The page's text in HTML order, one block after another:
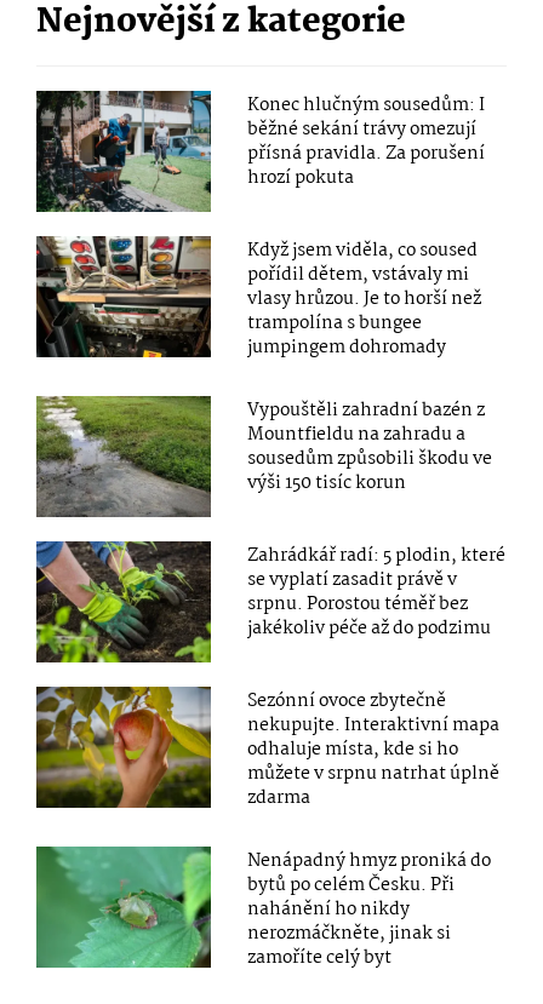
Nejnovější z kategorie
Konec hlučným sousedům: I
běžné sekání trávy omezují
přísná pravidla. Za porušení
hrozí pokuta
Když jsem viděla, co soused
pořídil dětem, vstávaly mi
vlasy hrůzou. Je to horší než
trampolína s bungee
jumpingem dohromady
Vypouštěli zahradní bazén z
Mountfieldu na zahradu a
sousedům způsobili škodu ve
výši 150 tisíc korun
Zahrádkář radí: 5 plodin, které
se vyplatí zasadit právě v
srpnu. Porostou téměř bez
jakékoliv péče až do podzimu
Sezónní ovoce zbytečně
nekupujte. Interaktivní mapa
odhaluje místa, kde si ho
můžete v srpnu natrhat úplně
zdarma
Nenápadný hmyz proniká do
bytů po celém Česku. Při
nahánění ho nikdy
nerozmáčkněte, jinak si
zamoříte celý byt